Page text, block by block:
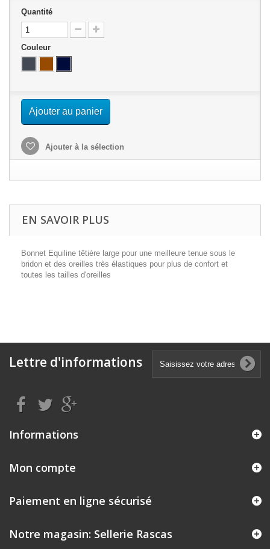
Quantité
Couleur
Ajouter au panier
Ajouter à la sélection
EN SAVOIR PLUS
Bonnet Equiline têtière large pour une meilleure tenue sous le
bridon et des oreilles très élastiques pour plus de confort et
toutes les tailles d'oreilles
Lettre d'informations
Informations
Mon compte
Paiement en ligne sécurisé
Notre magasin: Sellerie Rascas